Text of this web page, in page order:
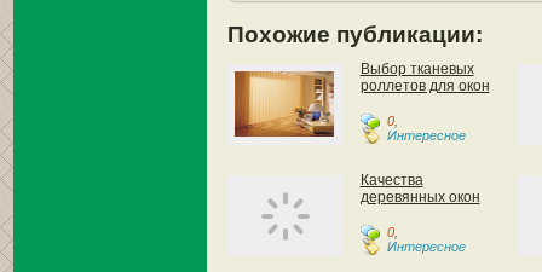
Похожие публикации:
Выбор тканевых
роллетов для окон
0,
Интересное
Качества
деревянных окон
0,
Интересное